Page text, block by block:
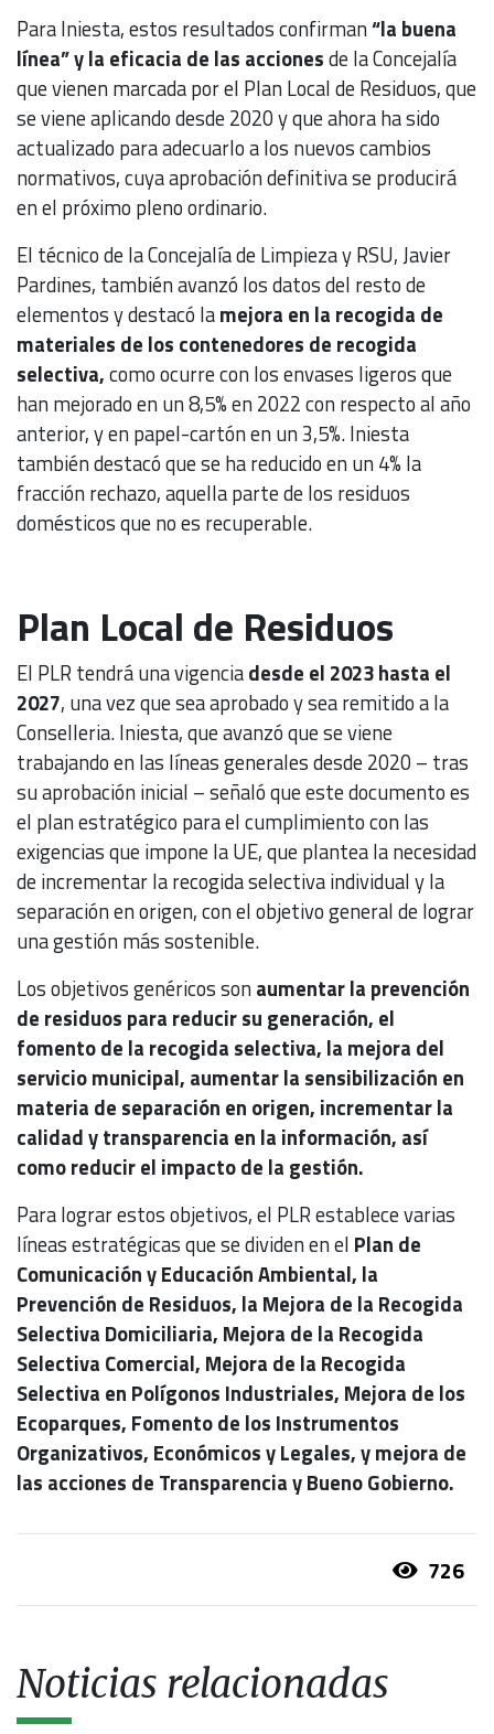
Para Iniesta, estos resultados confirman“la buena
línea” y la eficacia de las accionesde la Concejalía
que vienen marcada por el Plan Local de Residuos, que
se viene aplicando desde 2020 y que ahora ha sido
actualizado para adecuarlo a los nuevos cambios
normativos, cuya aprobación definitiva se producirá
en el próximo pleno ordinario.
El técnico de la Concejalía de Limpieza y RSU, Javier
Pardines, también avanzó los datos del resto de
elementos y destacó lamejora en la recogida de
materiales de los contenedores de recogida
selectiva,como ocurre con los envases ligeros que
han mejorado en un 8,5% en 2022 con respecto al año
anterior, y en papel-cartón en un 3,5%. Iniesta
también destacó que se ha reducido en un 4% la
fracción rechazo, aquella parte de los residuos
domésticos que no es recuperable.
Plan Local de Residuos
El PLR tendrá una vigenciadesde el 2023 hasta el
2027, una vez que sea aprobado y sea remitido a la
Conselleria. Iniesta, que avanzó que se viene
trabajando en las líneas generales desde 2020 – tras
su aprobación inicial – señaló que este documento es
el plan estratégico para el cumplimiento con las
exigencias que impone la UE, que plantea la necesidad
de incrementar la recogida selectiva individual y la
separación en origen, con el objetivo general de lograr
una gestión más sostenible.
Los objetivos genéricos sonaumentar la prevención
de residuos para reducir su generación, el
fomento de la recogida selectiva, la mejora del
servicio municipal, aumentar la sensibilización en
materia de separación en origen, incrementar la
calidad y transparencia en la información, así
como reducir el impacto de la gestión.
Para lograr estos objetivos, el PLR establece varias
líneas estratégicas que se dividen en el Plan de
Comunicación y Educación Ambiental, la
Prevención de Residuos, la Mejora de la Recogida
Selectiva Domiciliaria, Mejora de la Recogida
Selectiva Comercial, Mejora de la Recogida
Selectiva en Polígonos Industriales, Mejora de los
Ecoparques, Fomento de los Instrumentos
Organizativos, Económicos y Legales, y mejora de
las acciones de Transparencia y Bueno Gobierno.
726
Noticias relacionadas